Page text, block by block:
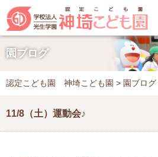
園ブログ
認定こども園 神埼こども園 > 園ブログ
11/8（土）運動会♪